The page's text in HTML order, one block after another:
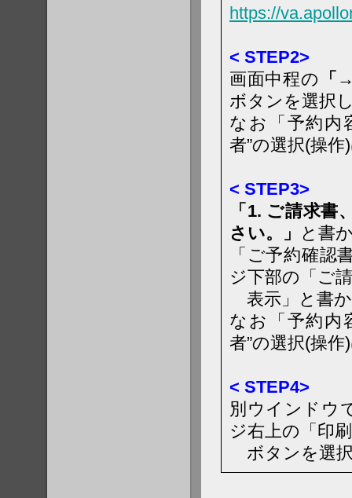
https://
< STEP2>
画面中程の
「
ボタンを選択
なお「予約内
者”の選択(操
< STEP3>
「1. ご請求
さい。」 と書
「ご予約確
ジ下部の「ご
表示」と書
なお「予約内
者”の選択(操
< STEP4>
別ウインドウ
ジ右上の「印
ボタンを選